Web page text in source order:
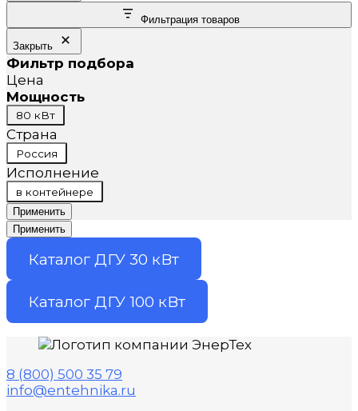
Фильтрация товаров
Закрыть
Фильтр подбора
Цена
Мощность
Мощность
80 кВт
Страна
Страна
Россия
Исполнение
Исполнение
в контейнере
Применить
Применить
Каталог ДГУ 30 кВт
Каталог ДГУ 100 кВт
8 (800) 500 35 79
info@entehnika.ru